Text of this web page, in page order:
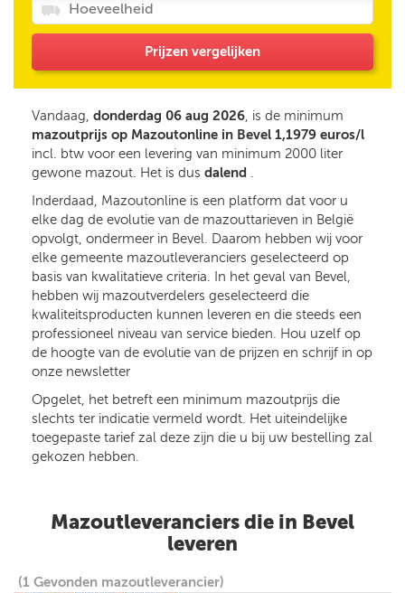
Prijzen vergelijken
Vandaag, donderdag 06 aug 2026, is de minimum
mazoutprijs op Mazoutonline in Bevel 1,1979 euros/l
incl. btw voor een levering van minimum 2000 liter
gewone mazout. Het is dus dalend .
Inderdaad, Mazoutonline is een platform dat voor u
elke dag de evolutie van de mazouttarieven in België
opvolgt, ondermeer in Bevel. Daarom hebben wij voor
elke gemeente mazoutleveranciers geselecteerd op
basis van kwalitatieve criteria. In het geval van Bevel,
hebben wij mazoutverdelers geselecteerd die
kwaliteitsproducten kunnen leveren en die steeds een
professioneel niveau van service bieden. Hou uzelf op
de hoogte van de evolutie van de prijzen en schrijf in op
onze newsletter
Opgelet, het betreft een minimum mazoutprijs die
slechts ter indicatie vermeld wordt. Het uiteindelijke
toegepaste tarief zal deze zijn die u bij uw bestelling zal
gekozen hebben.
Mazoutleveranciers die in Bevel
leveren
(1 Gevonden mazoutleverancier)